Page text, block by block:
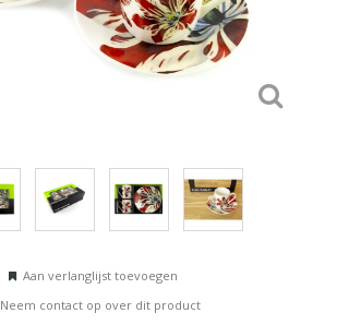
Aan verlanglijst toevoegen
Neem contact op over dit product